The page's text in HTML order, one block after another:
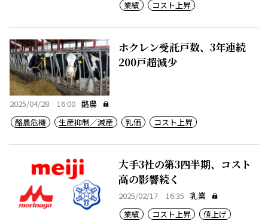
業績
コスト上昇
ホクレン受託戸数、3年連続
200戸超減少
2025/04/28 16:00 酪農
酪農危機
生産抑制／減産 乳価 コスト上昇
大手3社の第3四半期、コスト
高の影響続く
2025/02/17 16:35 乳業
業績
コスト上昇 値上げ